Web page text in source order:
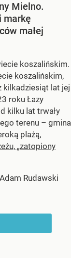
Mielno.
markę
małej
koszalińskim.
koszalińskim,
kilkadziesiąt lat jej
roku Łazy
kilku lat trwały
terenu – gmina
plażą,
„zatopiony
Rudawski